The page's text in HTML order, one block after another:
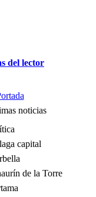
del lector
noticias
capital
de la Torre